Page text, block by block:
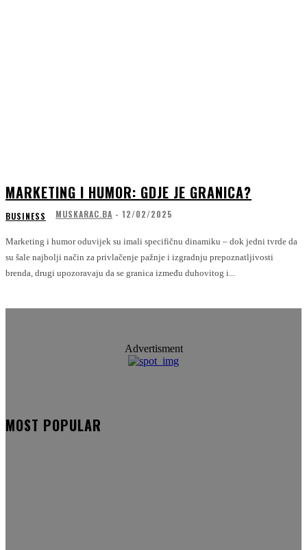
MARKETING I HUMOR: GDJE JE GRANICA?
BUSINESS MUSKARAC.BA - 12/02/2025
Marketing i humor oduvijek su imali specifičnu dinamiku – dok jedni tvrde da
su šale najbolji način za privlačenje pažnje i izgradnju prepoznatljivosti
brenda, drugi upozoravaju da se granica između duhovitog i...
Advertisment
MOST POPULAR